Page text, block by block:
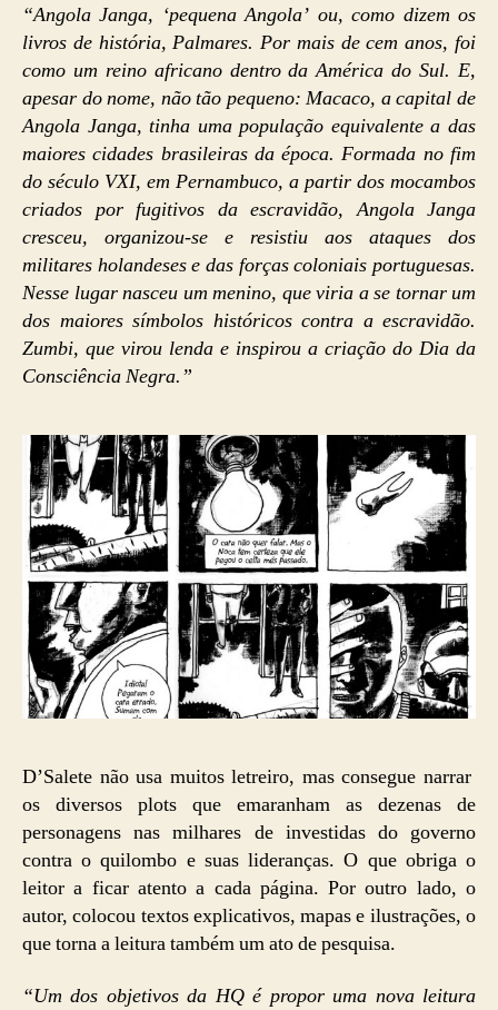
“Angola Janga, ‘pequena Angola’ ou, como dizem os
livros de história, Palmares. Por mais de cem anos, foi
como um reino africano dentro da América do Sul. E,
apesar do nome, não tão pequeno: Macaco, a capital de
Angola Janga, tinha uma população equivalente a das
maiores cidades brasileiras da época. Formada no fim
do século VXI, em Pernambuco, a partir dos mocambos
criados por fugitivos da escravidão, Angola Janga
cresceu, organizou-se e resistiu aos ataques dos
militares holandeses e das forças coloniais portuguesas.
Nesse lugar nasceu um menino, que viria a se tornar um
dos maiores símbolos históricos contra a escravidão.
Zumbi, que virou lenda e inspirou a criação do Dia da
Consciência Negra.”
D’Salete não usa muitos letreiro, mas consegue narrar
os diversos plots que emaranham as dezenas de
personagens nas milhares de investidas do governo
contra o quilombo e suas lideranças. O que obriga o
leitor a ficar atento a cada página. Por outro lado, o
autor, colocou textos explicativos, mapas e ilustrações, o
que torna a leitura também um ato de pesquisa.
“Um dos objetivos da HQ é propor uma nova leitura